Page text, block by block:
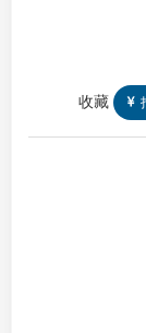
收藏